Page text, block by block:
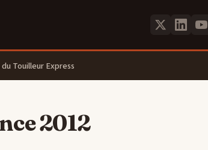
Touilleur Express
2012